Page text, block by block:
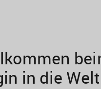
in die